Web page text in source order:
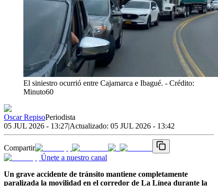
El siniestro ocurrió entre Cajamarca e Ibagué. - Crédito:
Minuto60
Oscar RepisoPeriodista
05 JUL 2026 - 13:27|Actualizado: 05 JUL 2026 - 13:42
Compartir
Únete a nuestro canal
Un grave accidente de tránsito mantiene completamente
paralizada la movilidad en el corredor de La Línea durante la